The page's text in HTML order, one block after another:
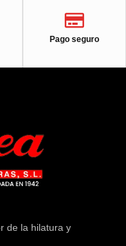
Pago seguro
de la hilatura y